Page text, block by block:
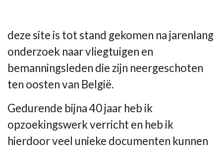
deze site is tot stand gekomen na jarenlang
onderzoek naar vliegtuigen en
bemanningsleden die zijn neergeschoten
ten oosten van België.
Gedurende bijna 40 jaar heb ik
opzoekingswerk verricht en heb ik
hierdoor veel unieke documenten kunnen